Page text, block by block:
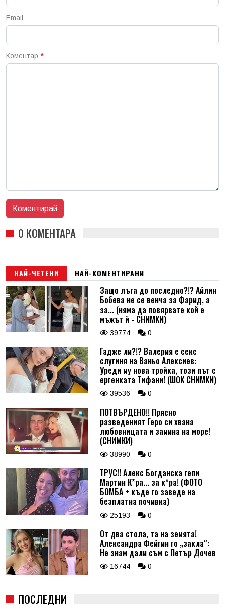
Email
Коментар *
0 КОМЕНТАРА
НАЙ-ЧЕТЕНИ НАЙ-КОМЕНТИРАНИ
Защо лъга до последно?!? Айлин
Бобева не се венча за Фарид, а
за... (няма да повярвате кой е
мъжът й - СНИМКИ)
39774 0
Гадже ли?!? Валерия е секс
слугиня на Ваньо Алексиев:
Уреди му нова тройка, този път с
ергенката Тифани! (ШОК СНИМКИ)
39536 0
ПОТВЪРДЕНО!! Прясно
разведеният Геро си хвана
любовницата и замина на море!
(СНИМКИ)
38990 0
ТРУС!! Алекс Богданска гепи
Мартин К*ра... за к*ра! (ФОТО
БОМБА + къде го заведе на
безплатна почивка)
25193 0
От два стола, та на земята!
Александра Фейгин го „закла“:
Не знам дали съм с Петър Дочев
16744 0
ПОСЛЕДНИ